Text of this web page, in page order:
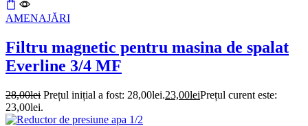
AMENAJĂRI
Filtru magnetic pentru masina de spalat
Everline 3/4 MF
28,00lei Prețul inițial a fost: 28,00lei.23,00leiPrețul curent este:
23,00lei.